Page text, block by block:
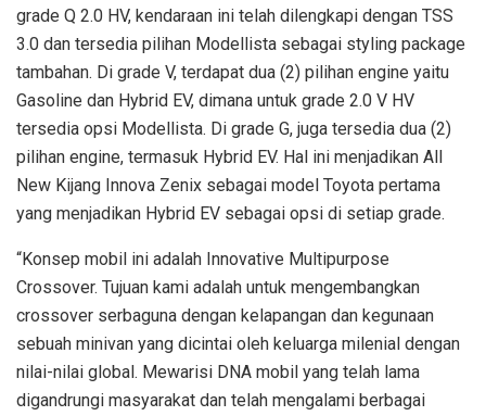
grade Q 2.0 HV, kendaraan ini telah dilengkapi dengan TSS
3.0 dan tersedia pilihan Modellista sebagai styling package
tambahan. Di grade V, terdapat dua (2) pilihan engine yaitu
Gasoline dan Hybrid EV, dimana untuk grade 2.0 V HV
tersedia opsi Modellista. Di grade G, juga tersedia dua (2)
pilihan engine, termasuk Hybrid EV. Hal ini menjadikan All
New Kijang Innova Zenix sebagai model Toyota pertama
yang menjadikan Hybrid EV sebagai opsi di setiap grade.
“Konsep mobil ini adalah Innovative Multipurpose
Crossover. Tujuan kami adalah untuk mengembangkan
crossover serbaguna dengan kelapangan dan kegunaan
sebuah minivan yang dicintai oleh keluarga milenial dengan
nilai-nilai global. Mewarisi DNA mobil yang telah lama
digandrungi masyarakat dan telah mengalami berbagai